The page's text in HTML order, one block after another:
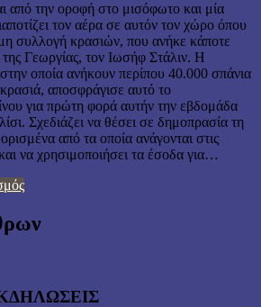
από την οροφή στο μισόφωτο και μία
τον αέρα σε αυτόν τον χώρο όπου
συλλογή κρασιών, που ανήκε κάποτε
της Γεωργίας, τον Ιωσήφ Στάλιν. Η
οποία ανήκουν περίπου 40.000 σπάνια
αποσφράγισε αυτό το
για πρώτη φορά αυτήν την εβδομάδα
Σχεδιάζει να θέσει σε δημοπρασία τη
από τα οποία ανάγονται στις
να χρησιμοποιήσει τα έσοδα για…